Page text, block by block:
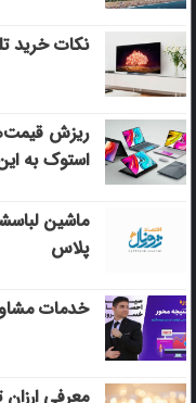
نکات خرید
ریزش
استوک به
پلاس
خدمات
معرفی ارزان